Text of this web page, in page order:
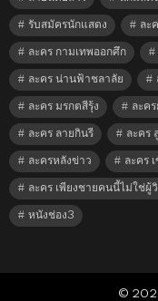
รับสมัครนักแสดง ละ
ละคร กามเทพออกศึก
ละคร น่านฟ้าชลาลัย
ละคร มรกตสีรุ้ง ละค
ละคร ลายกินรี ละคร
ละครหลังข่าว ละคร
ละคร เพียงชายคนนี้ไม่ใช่ผู้
หนังช่อง3
©